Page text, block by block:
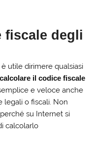
fiscale degli
utile dirimere qualsiasi
calcolare il codice fiscale
e veloce anche
legali o fiscali. Non
su Internet si
calcolarlo